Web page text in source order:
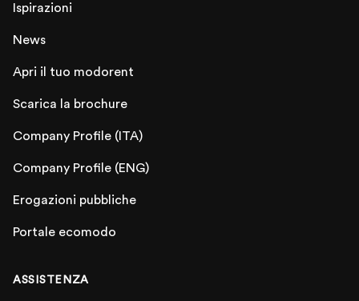
Ispirazioni
News
Apri il tuo modorent
Scarica la brochure
Company Profile (ITA)
Company Profile (ENG)
Erogazioni pubbliche
Portale ecomodo
ASSISTENZA